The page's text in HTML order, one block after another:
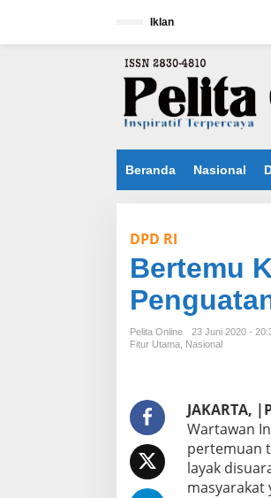
Iklan
Beranda Nasional
DPD RI
Bertemu
Pelita Online
23 Juni 2020 -
Fitur Utama Nasional
JAKARTA,
Wartawan
pertemuan
layak
masyarakat